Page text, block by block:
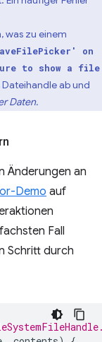
was zu einem
on
to show a file
ab und
Daten.
Änderungen an
Demo auf
Fall
Schritt durch